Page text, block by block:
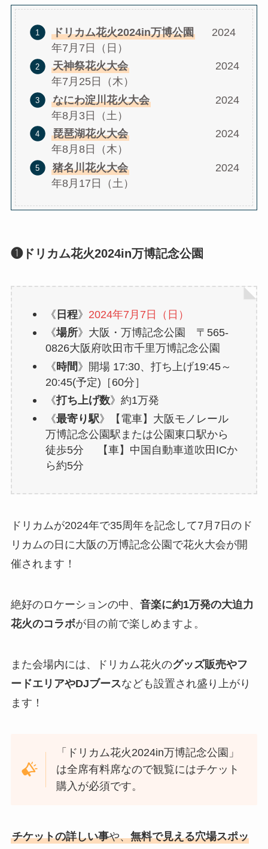
ドリカム花火2024in万博公園
2024
年7月7日（日）
天神祭花火大会 2024
年7月25日（木）
なにわ淀川花火大会 2024
年8月3日（土）
琵琶湖花火大会 2024
年8月8日（木）
猪名川花火大会 2024
年8月17日（土）
❶ドリカム花火2024in万博記念公園
《 日程》 2024年7月7日（日）
《場所》大阪・万博記念公園 〒565-
0826大阪府吹田市千里万博記念公園
《 時間》開場 17:30、打ち上げ19:45～
20:45(予定)［60分］
《打ち上げ数》約1万発
《最寄り駅》【電車】大阪モノレール
万博記念公園駅または公園東口駅から
徒歩5分 【車】中国自動車道吹田ICか
ら約5分
ドリカムが2024年で35周年を記念して7月7日のド
リカムの日に大阪の万博記念公園で花火大会が開
催されます！
絶好のロケーションの中、 音楽に約1万発の大迫力
花火のコラボが目の前で楽しめますよ。
また会場内には、ドリカム花火のグッズ販売やフ
ードエリアやDJブースなども設置され盛り上がり
ます！
「ドリカム花火2024in万博記念公園」
は全席有料席なので観覧にはチケット
購入が必須です。
チケットの詳しい事や、無料で見える穴場スポッ